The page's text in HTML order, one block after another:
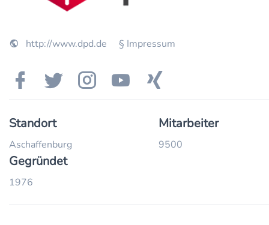
http://www.dpd.de § Impressum
Standort
Aschaffenburg
Mitarbeiter
9500
Gegründet
1976